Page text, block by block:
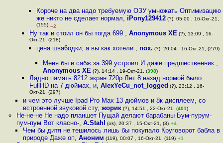
Короче на два надо требуемую ОЗУ умножать Оптимизацию
же никто не сделает нормал, iPony129412(?), 05:00 , 16-Окт-21,
(155) –2
Ну так и стоил он бы тогда 699 ,Anonymous XE (?), 13:09 , 16-
Окт-21, (218)
цена шва6одки, а вы как хотели , пох. (?), 20:04 , 16-Окт-21, (279)
Меня бы и сабж за 399 устроил И даже предшественник ,
Anonymous XE (?), 14:14 , 19-Окт-21, (398)
Ладно память 8212 экран 720p Лет 8 назад нормой было
FullHD на 7 дюймах, и,AlexYeCu_not_logged (?), 23:12 , 16-
Окт-21, (297)
и чем это лучше Ipad Pro Max 13 дюймов и 8к дисплеем, со
встроенной звуковой сту, жорик(?), 14:51 , 22-Окт-21, (401)
Не-не-не Не надо планшет Пущай делают барабаны Бум-пурум-
пум-пум Вот класно-, A.Stahl (ok), 20:37 , 15-Окт-21, (3) +4
Чем бы дитя не тешилось лишь бы покупало Круговорот бабла в
природе Даже оп, Аноним (119), 00:07 , 16-Окт-21, (119) +1